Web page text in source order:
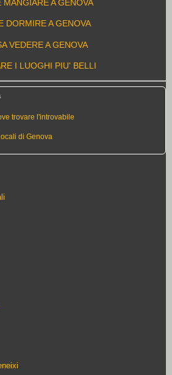
MANGIARE A GENOVA
DORMIRE A GENOVA
VEDERE A GENOVA
I LUOGHI PIU' BELLI
trovare l'introvabile
di Genova